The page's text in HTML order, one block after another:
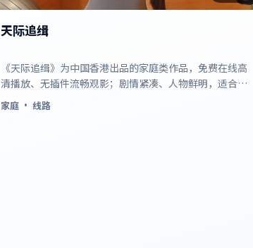
天际追缉
《天际追缉》为中国香港出品的家庭类作品，免费在线高
清播放、无插件流畅观影；剧情紧凑、人物鲜明，适合休
闲一口气追看。
家庭· 线路